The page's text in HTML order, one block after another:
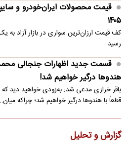
۱۴۰۵
رسید
قسمت جدید اظهارات جنجالی
هندوها درگیر خواهیم شد!
باقر خرازی مدعی شد: به‌زودی خواهید دید که
قطعاً با هندوها درگیر خواهیم شد؛ چراکه
گزارش و تحلیل